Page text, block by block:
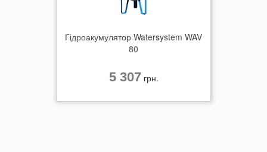
Гідроакумулятор Watersystem WAV
80
5 307 грн.